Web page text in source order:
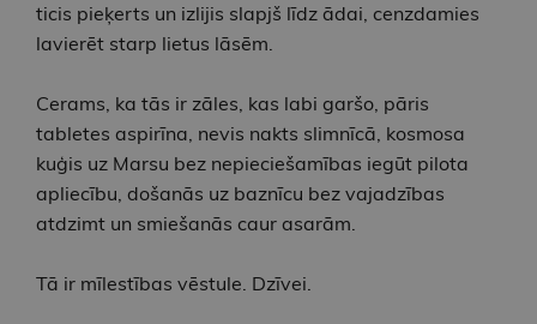
ticis pieķerts un izlijis slapjš līdz ādai, cenzdamies
lavierēt starp lietus lāsēm.
Cerams, ka tās ir zāles, kas labi garšo, pāris
tabletes aspirīna, nevis nakts slimnīcā, kosmosa
kuģis uz Marsu bez nepieciešamības iegūt pilota
apliecību, došanās uz baznīcu bez vajadzības
atdzimt un smiešanās caur asarām.
Tā ir mīlestības vēstule. Dzīvei.